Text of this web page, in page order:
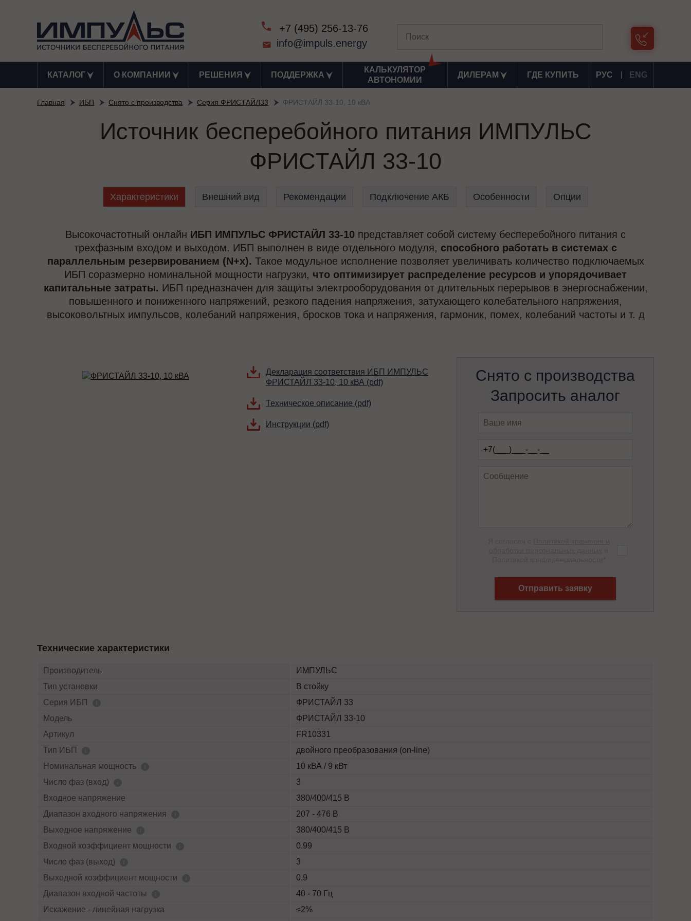
+7 (495) 256-13-76
info@impuls.energy
КАТАЛОГ О КОМПАНИИ РЕШЕНИЯ ПОДДЕРЖКА
КАЛЬКУЛЯТОР
АВТОНОМИИ
ДИЛЕРАМ ГДЕ КУПИТЬ РУС ENG
Главная ИБП Снято с производства Серия ФРИСТАЙЛ33 ФРИСТАЙЛ 33-10, 10 кВА
Источник бесперебойного питания ИМПУЛЬС
ФРИСТАЙЛ 33-10
Характеристики Внешний вид Рекомендации Подключение АКБ Особенности Опции
Высокочастотный онлайн ИБП ИМПУЛЬС ФРИСТАЙЛ 33-10 представляет собой систему бесперебойного питания с
трехфазным входом и выходом. ИБП выполнен в виде отдельного модуля, способного работать в системах с
параллельным резервированием (N+x). Такое модульное исполнение позволяет увеличивать количество подключаемых
ИБП соразмерно номинальной мощности нагрузки, что оптимизирует распределение ресурсов и упорядочивает
капитальные затраты. ИБП предназначен для защиты электрооборудования от длительных перерывов в энергоснабжении,
повышенного и пониженного напряжений, резкого падения напряжения, затухающего колебательного напряжения,
высоковольтных импульсов, колебаний напряжения, бросков тока и напряжения, гармоник, помех, колебаний частоты и т. д
Декларация соответствия ИБП ИМПУЛЬС
ФРИСТАЙЛ 33-10, 10 кВА (pdf)
Техническое описание (pdf)
Инструкции (pdf)
Снято с производства
Запросить аналог
Отправить заявку
Технические характеристики
Производитель
ИМПУЛЬС
Тип установки
В стойку
Серия ИБП
ФРИСТАЙЛ 33
Модель
ФРИСТАЙЛ 33-10
Артикул
FR10331
Тип ИБП
двойного преобразования (on-line)
Номинальная мощность
10 кВА / 9 кВт
Число фаз (вход)
3
Входное напряжение
380/400/415 В
Диапазон входного напряжения
207 - 476 В
Выходное напряжение
380/400/415 В
Входной коэффициент мощности
0.99
Число фаз (выход)
3
Выходной коэффициент мощности
0.9
Диапазон входной частоты
40 - 70 Гц
Искажение - линейная нагрузка
≤2%